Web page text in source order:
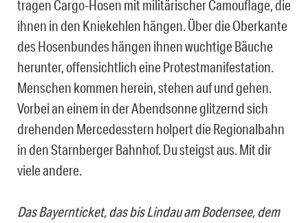
tragen Cargo-Hosen mit militärischer Camouflage, die
ihnen in den Kniekehlen hängen. Über die Oberkante
des Hosenbundes hängen ihnen wuchtige Bäuche
herunter, offensichtlich eine Protestmanifestation.
Menschen kommen herein, stehen auf und gehen.
Vorbei an einem in der Abendsonne glitzernd sich
drehenden Mercedesstern holpert die Regionalbahn
in den Starnberger Bahnhof. Du steigst aus. Mit dir
viele andere.
Das Bayernticket, das bis Lindau am Bodensee, dem